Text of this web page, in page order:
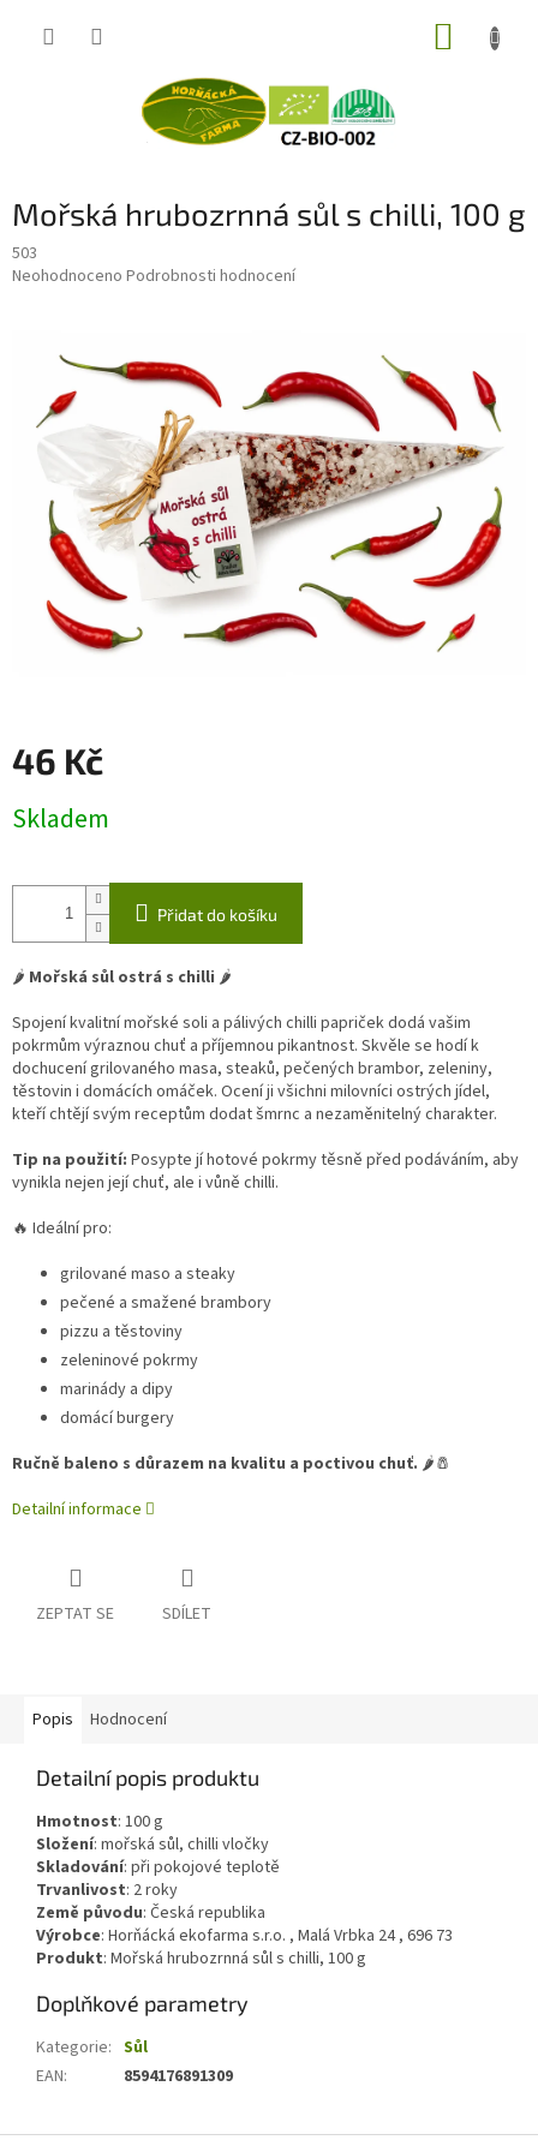
Mořská hrubozrnná sůl s chilli, 100 g
503
Průměrné
hvězdiček.
Neohodnoceno Podrobnosti hodnocení
46 Kč
cena:
Skladem
Přidat do košíku
🌶️ Mořská sůl ostrá s chilli 🌶️
Spojení kvalitní mořské soli a pálivých chilli papriček dodá vašim
pokrmům výraznou chuť a příjemnou pikantnost. Skvěle se hodí k
dochucení grilovaného masa, steaků, pečených brambor, zeleniny,
těstovin i domácích omáček. Ocení ji všichni milovníci ostrých jídel,
kteří chtějí svým receptům dodat šmrnc a nezaměnitelný charakter.
Tip na použití: Posypte jí hotové pokrmy těsně před podáváním, aby
vynikla nejen její chuť, ale i vůně chilli.
🔥 Ideální pro:
grilované maso a steaky
pečené a smažené brambory
pizzu a těstoviny
zeleninové pokrmy
marinády a dipy
domácí burgery
Ručně baleno s důrazem na kvalitu a poctivou chuť. 🌶️🧂
Detailní informace
ZEPTAT SE SDÍLET
Popis Hodnocení
Detailní popis produktu
Hmotnost: 100g
Složení: mořská sůl, chilli vločky
Skladování: při pokojové teplotě
Trvanlivost: 2 roky
Země původu: Česká republika
Výrobce: Horňácká ekofarma s.r.o. , Malá Vrbka 24 , 696 73
Produkt: Mořská hrubozrnná sůl s chilli, 100 g
Doplňkové parametry
Kategorie: Sůl
EAN: 8594176891309